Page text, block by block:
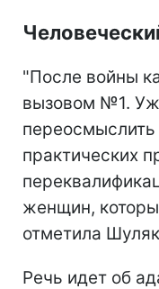
"После войны
вызовом №1.
практических
женщин,
отметила
Речь идет об